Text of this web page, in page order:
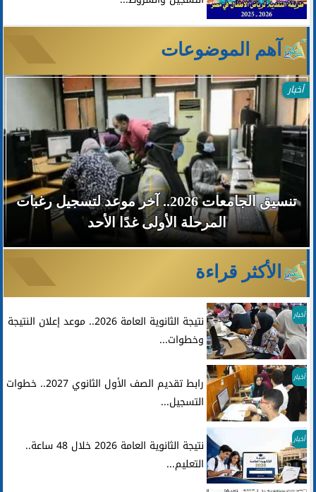
آهم الموضوعات
أخبار
تنسيق الجامعات 2026.. آخر موعد لتسجيل رغبات
المرحلة الأولى غدًا الأحد
الأكثر قراءة
أخبار
نتيجة الثانوية العامة 2026.. موعد إعلان النتيجة
وخطوات...
أخبار
رابط تقديم الصف الأول الثانوي 2027.. خطوات
التسجيل...
أخبار
نتيجة الثانوية العامة 2026 خلال 48 ساعة..
التعليم...